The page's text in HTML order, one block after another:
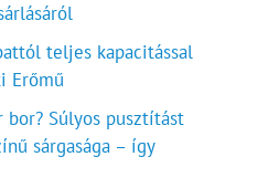
teljes kapacitással
Erőmű
bor? Súlyos pusztítást
sárgasága – így